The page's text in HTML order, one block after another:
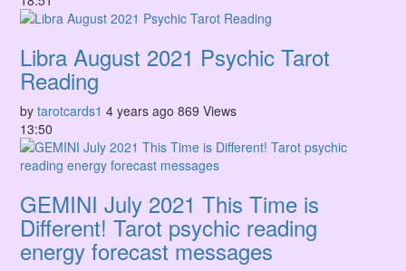
Libra August 2021 Psychic Tarot
Reading
by tarotcards1 4 years ago 869 Views
13:50
GEMINI July 2021 This Time is
Different! Tarot psychic reading
energy forecast messages